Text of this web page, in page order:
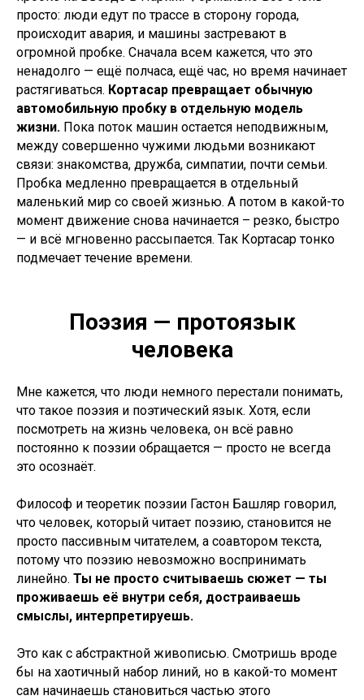
просто: люди едут по трассе в сторону города,
происходит авария, и машины застревают в
огромной пробке. Сначала всем кажется, что это
ненадолго — ещё полчаса, ещё час, но время начинает
растягиваться. Кортасар превращает обычную
автомобильную пробку в отдельную модель
жизни. Пока поток машин остается неподвижным,
между совершенно чужими людьми возникают
связи: знакомства, дружба, симпатии, почти семьи.
Пробка медленно превращается в отдельный
маленький мир со своей жизнью. А потом в какой-то
момент движение снова начинается – резко, быстро
— и всё мгновенно рассыпается. Так Кортасар тонко
подмечает течение времени.
Поэзия — протоязык
человека
Мне кажется, что люди немного перестали понимать,
что такое поэзия и поэтический язык. Хотя, если
посмотреть на жизнь человека, он всё равно
постоянно к поэзии обращается — просто не всегда
это осознаёт.
Философ и теоретик поэзии Гастон Башляр говорил,
что человек, который читает поэзию, становится не
просто пассивным читателем, а соавтором текста,
потому что поэзию невозможно воспринимать
линейно. Ты не просто считываешь сюжет — ты
проживаешь её внутри себя, достраиваешь
смыслы, интерпретируешь.
Это как с абстрактной живописью. Смотришь вроде
бы на хаотичный набор линий, но в какой-то момент
сам начинаешь становиться частью этого